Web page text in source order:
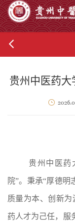
贵州中医药
贵州中医药
院”。秉承“厚德明
质量为本、创新为
药人才为己任，服